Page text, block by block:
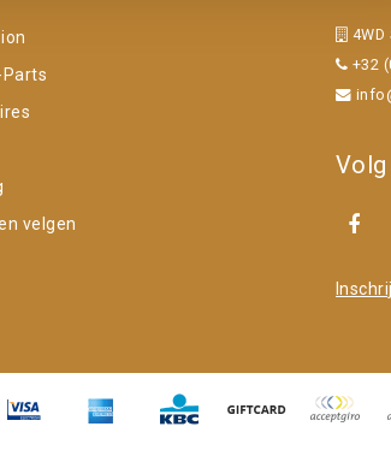
velgen
4WD
+32
Volg